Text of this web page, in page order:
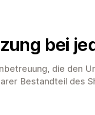
bei
die den
Bestandteil des